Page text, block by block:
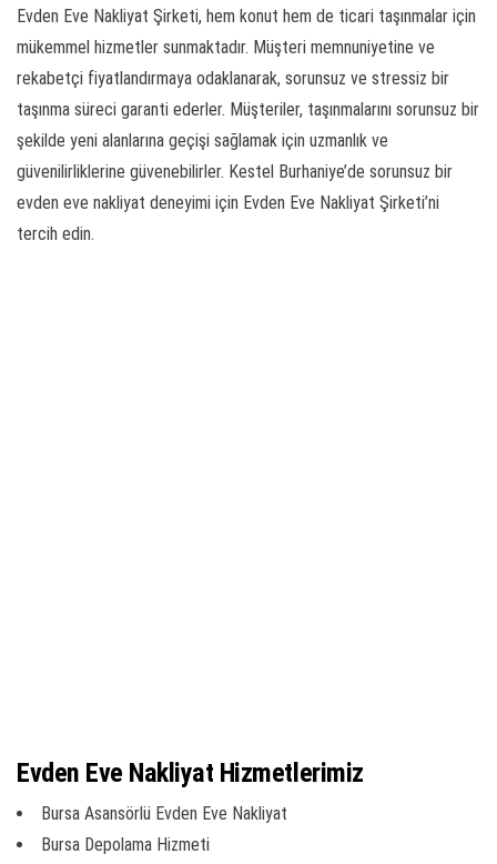
Evden Eve Nakliyat Şirketi, hem konut hem de ticari taşınmalar için
mükemmel hizmetler sunmaktadır. Müşteri memnuniyetine ve
rekabetçi fiyatlandırmaya odaklanarak, sorunsuz ve stressiz bir
taşınma süreci garanti ederler. Müşteriler, taşınmalarını sorunsuz bir
şekilde yeni alanlarına geçişi sağlamak için uzmanlık ve
güvenilirliklerine güvenebilirler. Kestel Burhaniye’de sorunsuz bir
evden eve nakliyat deneyimi için Evden Eve Nakliyat Şirketi’ni
tercih edin.
Evden Eve Nakliyat Hizmetlerimiz
Bursa Asansörlü Evden Eve Nakliyat
Bursa Depolama Hizmeti